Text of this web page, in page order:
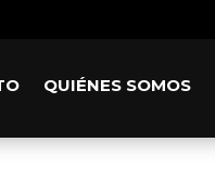
QUIÉNES SOMOS